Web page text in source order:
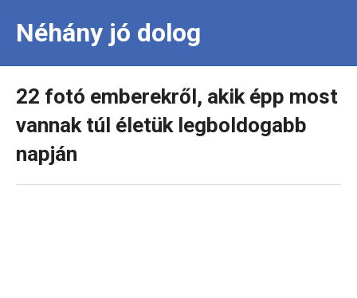
Néhány jó dolog
22 fotó emberekről, akik épp most
vannak túl életük legboldogabb
napján